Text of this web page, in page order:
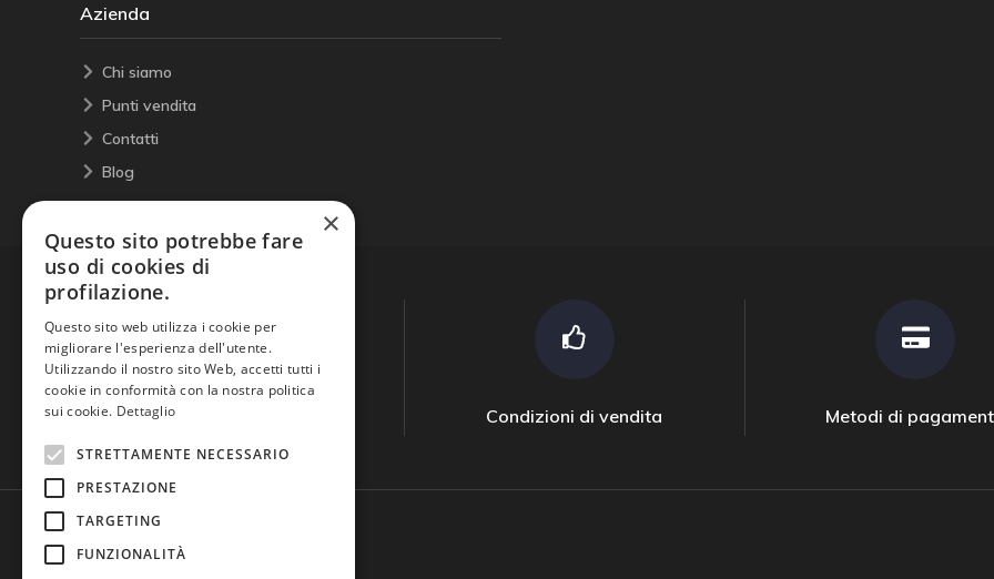
Azienda
Chi siamo
Punti vendita
Contatti
Blog
Guida all'acquisto Condizioni di vendita Metodi di
×
Questo sito potrebbe fare
uso di cookies di
profilazione.
Questo sito web utilizza i cookie per
migliorare l'esperienza dell'utente.
Utilizzando il nostro sito Web, accetti tutti i
cookie in conformità con la nostra politica
sui cookie. Dettaglio
STRETTAMENTE NECESSARIO
PRESTAZIONE
TARGETING
FUNZIONALITÀ